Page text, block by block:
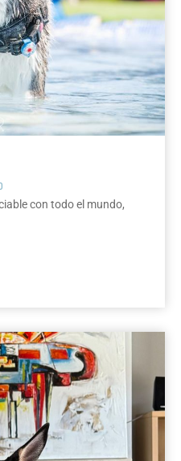
con todo el mundo,